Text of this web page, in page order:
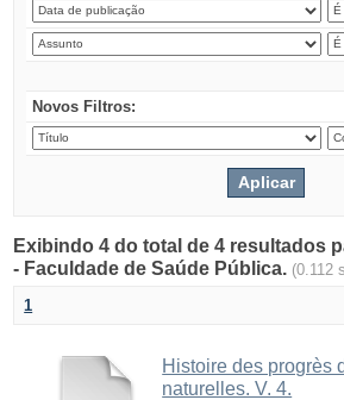
Novos Filtros:
Exibindo 4 do total de 4 resultados
- Faculdade de Saúde Pública. (0.112
1
Histoire des progrès
naturelles. V. 4.